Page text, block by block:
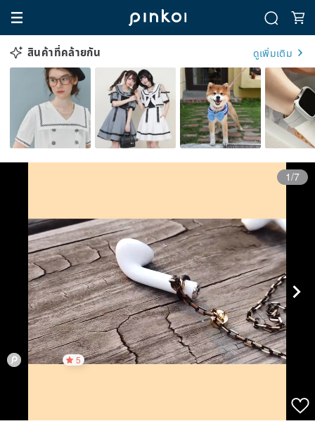
สินค้าที่คล้ายกัน ดูเพิ่มเติม
1/7
5